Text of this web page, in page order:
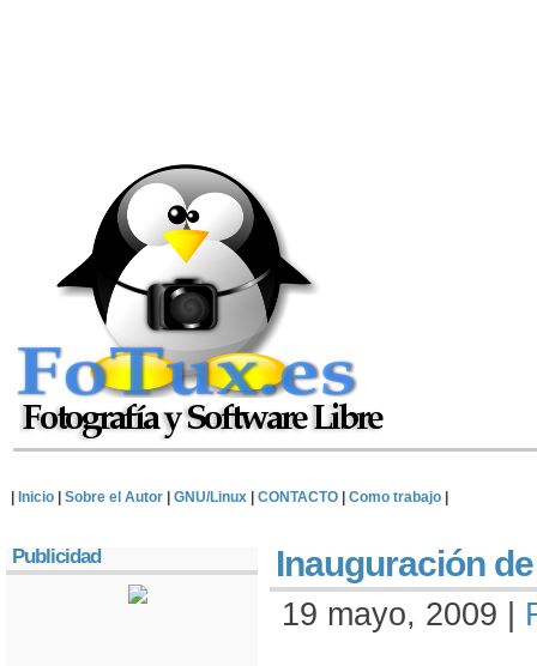
Inicio Sobre el Autor GNU/Linux CONTACTO Como trabajo
Inauguración
19 mayo, 2009 |
Publicidad